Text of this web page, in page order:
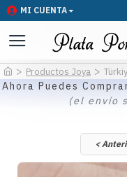
MI CUENTA
Productos Joya
Ahora Puedes
(el envío
<